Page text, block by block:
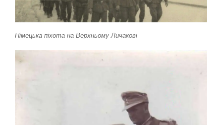
Німецька піхота на Верхньому Личакові